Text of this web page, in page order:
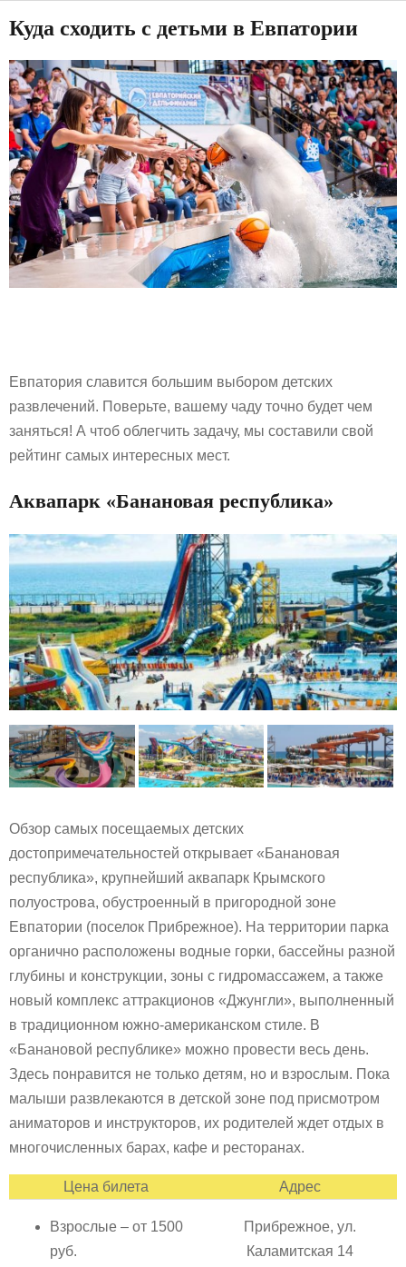
Куда сходить с детьми в Евпатории
Евпатория славится большим выбором детских
развлечений. Поверьте, вашему чаду точно будет чем
заняться! А чтоб облегчить задачу, мы составили свой
рейтинг самых интересных мест.
Аквапарк «Банановая республика»
Обзор самых посещаемых детских
достопримечательностей открывает «Банановая
республика», крупнейший аквапарк Крымского
полуострова, обустроенный в пригородной зоне
Евпатории (поселок Прибрежное). На территории парка
органично расположены водные горки, бассейны разной
глубины и конструкции, зоны с гидромассажем, а также
новый комплекс аттракционов «Джунгли», выполненный
в традиционном южно-американском стиле. В
«Банановой республике» можно провести весь день.
Здесь понравится не только детям, но и взрослым. Пока
малыши развлекаются в детской зоне под присмотром
аниматоров и инструкторов, их родителей ждет отдых в
многочисленных барах, кафе и ресторанах.
Цена билета Адрес
Взрослые – от 1500
руб.
Прибрежное, ул.
Каламитская 14